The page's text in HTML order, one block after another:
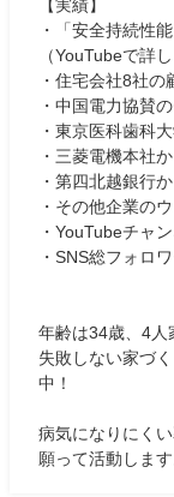
【実績】
・「安全持続性
（YouTubeで詳
・住宅会社8社の
・中国電力協賛
・東京医科歯科
・三菱電機本社
・第四北越銀行
・その他企業の
・YouTubeチャ
・SNS総フォロ
年齢は34歳、4人
失敗しない家づ
中！
病気になりにく
願って活動します